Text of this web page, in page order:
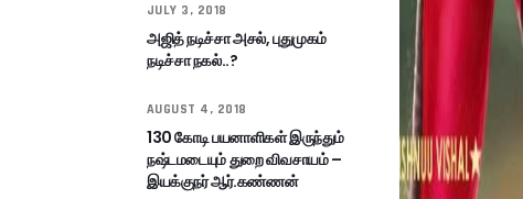
JULY 3, 2018
அஜித் நடிச்சா அசல், புதுமுகம்
நடிச்சா நகல்..?
AUGUST 4, 2018
130 கோடி பயனாளிகள் இருந்தும்
நஷ்டமடையும் துறை விவசாயம் –
இயக்குநர் ஆர்.கண்ணன்